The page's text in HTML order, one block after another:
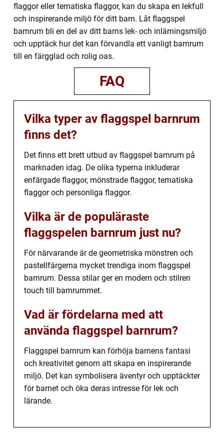
flaggor eller tematiska flaggor, kan du skapa en lekfull
och inspirerande miljö för ditt barn. Låt flaggspel
barnrum bli en del av ditt barns lek- och inlärningsmiljö
och upptäck hur det kan förvandla ett vanligt barnrum
till en färgglad och rolig oas.
FAQ
Vilka typer av flaggspel barnrum
finns det?
Det finns ett brett utbud av flaggspel barnrum på
marknaden idag. De olika typerna inkluderar
enfärgade flaggor, mönstrade flaggor, tematiska
flaggor och personliga flaggor.
Vilka är de populäraste
flaggspelen barnrum just nu?
För närvarande är de geometriska mönstren och
pastellfärgerna mycket trendiga inom flaggspel
barnrum. Dessa stilar ger en modern och stilren
touch till barnrummet.
Vad är fördelarna med att
använda flaggspel barnrum?
Flaggspel barnrum kan förhöja barnens fantasi
och kreativitet genom att skapa en inspirerande
miljö. Det kan symbolisera äventyr och upptäckter
för barnet och öka deras intresse för lek och
lärande.